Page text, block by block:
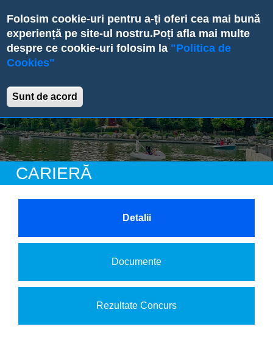
Folosim cookie-uri pentru a-ți oferi cea mai bună
experiență pe site-ul nostru.Poți afla mai multe
despre ce cookie-uri folosim la "Politica de
Cookies"
Sunt de acord
to
main
content
Primăria Sectorului 6
CARIERĂ
Detalii
Documente
Rezultate Concurs